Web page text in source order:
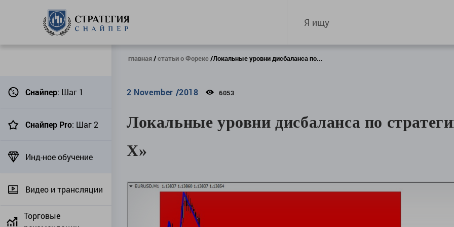
Снайпер: Шаг 1
Снайпер Pro: Шаг 2
Инд-ное обучение
Видео и трансляции
Торговые
главная статьи о Форекс Локальные уровни дисбаланса по...
2 November /2018 6053
Локальные уровни дисбаланса по
Х»